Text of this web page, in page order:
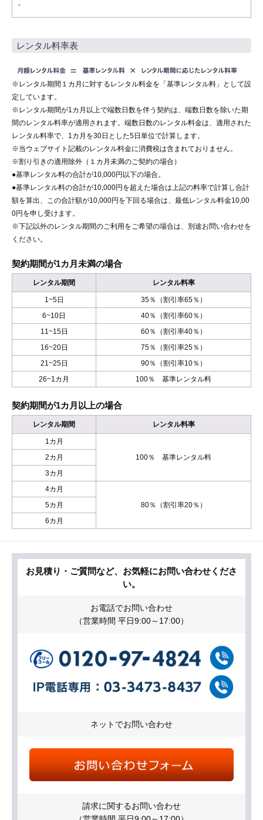
-
レンタル料率表
※レンタル期間１カ月に対するレンタル料金を「基準レンタル料」として設
定しています。
※レンタル期間が1カ月以上で端数日数を伴う契約は、端数日数を除いた期
間のレンタル料率が適用されます。端数日数のレンタル料金は、適用された
レンタル料率で、1カ月を30日とした5日単位で計算します。
※当ウェブサイト記載のレンタル料金に消費税は含まれておりません。
※割り引きの適用除外（１カ月未満のご契約の場合）
●基準レンタル料の合計が10,000円以下の場合。
●基準レンタル料の合計が10,000円を超えた場合は上記の料率で計算し合計
額を算出、この合計額が10,000円を下回る場合は、最低レンタル料金10,00
0円を申し受けます。
※下記以外のレンタル期間のご利用をご希望の場合は、別途お問い合わせを
ください。
契約期間が1カ月未満の場合
レンタル期間 レンタル料率
1~5日
35％（割引率65％）
6~10日
40％（割引率60％）
11~15日
60％（割引率40％）
16~20日
75％（割引率25％）
21~25日
90％（割引率10％）
26~1カ月
100％ 基準レンタル料
契約期間が1カ月以上の場合
レンタル期間 レンタル料率
1カ月
100％ 基準レンタル料
2カ月
3カ月
4カ月
80％（割引率20％）
5カ月
6カ月
お見積り・ご質問など、お気軽にお問い合わせくださ
い。
お電話でお問い合わせ
（営業時間 平日9:00～17:00）
ネットでお問い合わせ
請求に関するお問い合わせ